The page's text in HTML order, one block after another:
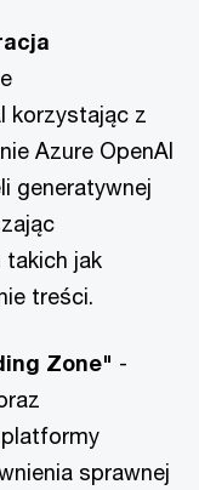
korzystając z
Azure OpenAI
generatywnej
jak
treści.
Zone" -
sprawnej